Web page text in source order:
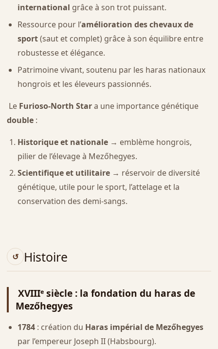
international grâce à son trot puissant.
Ressource pour l’amélioration des chevaux de
sport(saut et complet) grâce à son équilibre entre
robustesse et élégance.
Patrimoine vivant, soutenu par les haras nationaux
hongrois et les éleveurs passionnés.
Le Furioso-North Stara une importance génétique
double:
Historique et nationale→ emblème hongrois,
pilier de l’élevage à Mezőhegyes.
Scientifique et utilitaire→ réservoir de diversité
génétique, utile pour le sport, l’attelage et la
conservation des demi-sangs.
Histoire
XVIIIᵉ siècle : la fondation du haras de
Mezőhegyes
1784: création du Haras impérial de Mezőhegyes
par l’empereur Joseph II (Habsbourg).